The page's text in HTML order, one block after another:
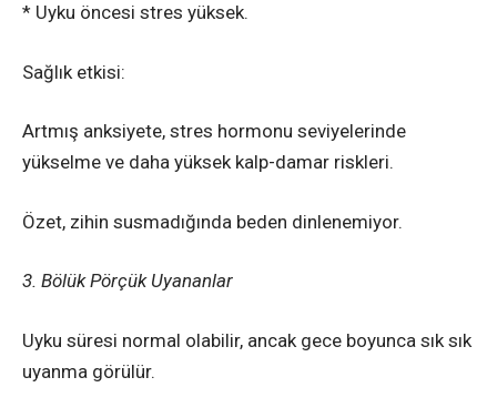
* Uyku öncesi stres yüksek.
Sağlık etkisi:
Artmış anksiyete, stres hormonu seviyelerinde
yükselme ve daha yüksek kalp-damar riskleri.
Özet, zihin susmadığında beden dinlenemiyor.
3. Bölük Pörçük Uyananlar
Uyku süresi normal olabilir, ancak gece boyunca sık sık
uyanma görülür.